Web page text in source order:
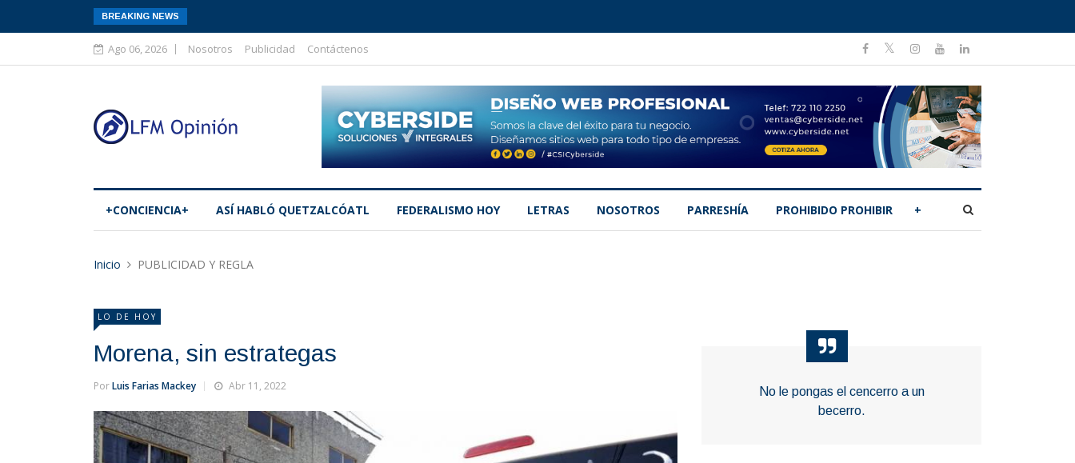
BREAKING NEWS
Ago 06, 2026 Nosotros Publicidad Contáctenos
+CONCIENCIA+ ASÍ­ HABLÓ QUETZALCÓATL FEDERALISMO HOY LETRAS NOSOTROS PARRESHÍA PROHIBIDO PROHIBIR +
Inicio PUBLICIDAD Y REGLA
LO DE HOY
Morena, sin estrategas
PorLuis Farias Mackey Abr 11, 2022
No le pongas el cencerro a un
becerro.